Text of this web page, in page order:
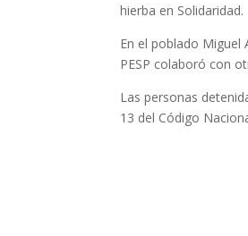
hierba en Solidaridad.
En el poblado Miguel
PESP colaboró con
Las personas
13 del Código